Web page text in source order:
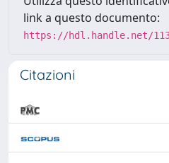
link a questo documento:
https://hdl.handle.net/
Citazioni